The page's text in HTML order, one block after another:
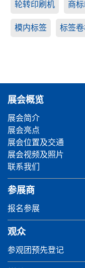
轮转印刷机 商
模内标签 标签
展会概览
展会简介
展会亮点
展会位置及交通
展会视频及照片
联系我们
参展商
报名参展
观众
参观团预先登记